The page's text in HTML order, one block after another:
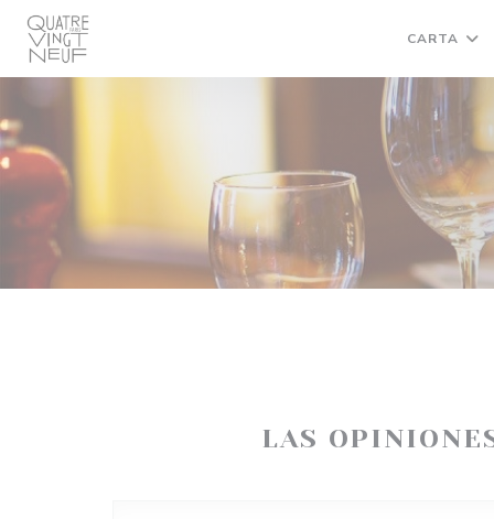
Personalización de sus opciones de cookies
CARTA
LAS